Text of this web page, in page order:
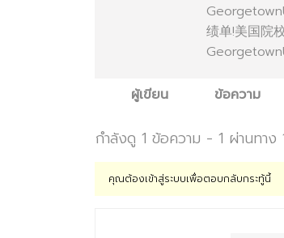
绩单!美国院
ผู้เขียน ข้อความ
กำลังดู 1 ข้อความ - 1 ผ่านทา
คุณต้องเข้าสู่ระบบเพื่อตอบกลับกระทู้นี้